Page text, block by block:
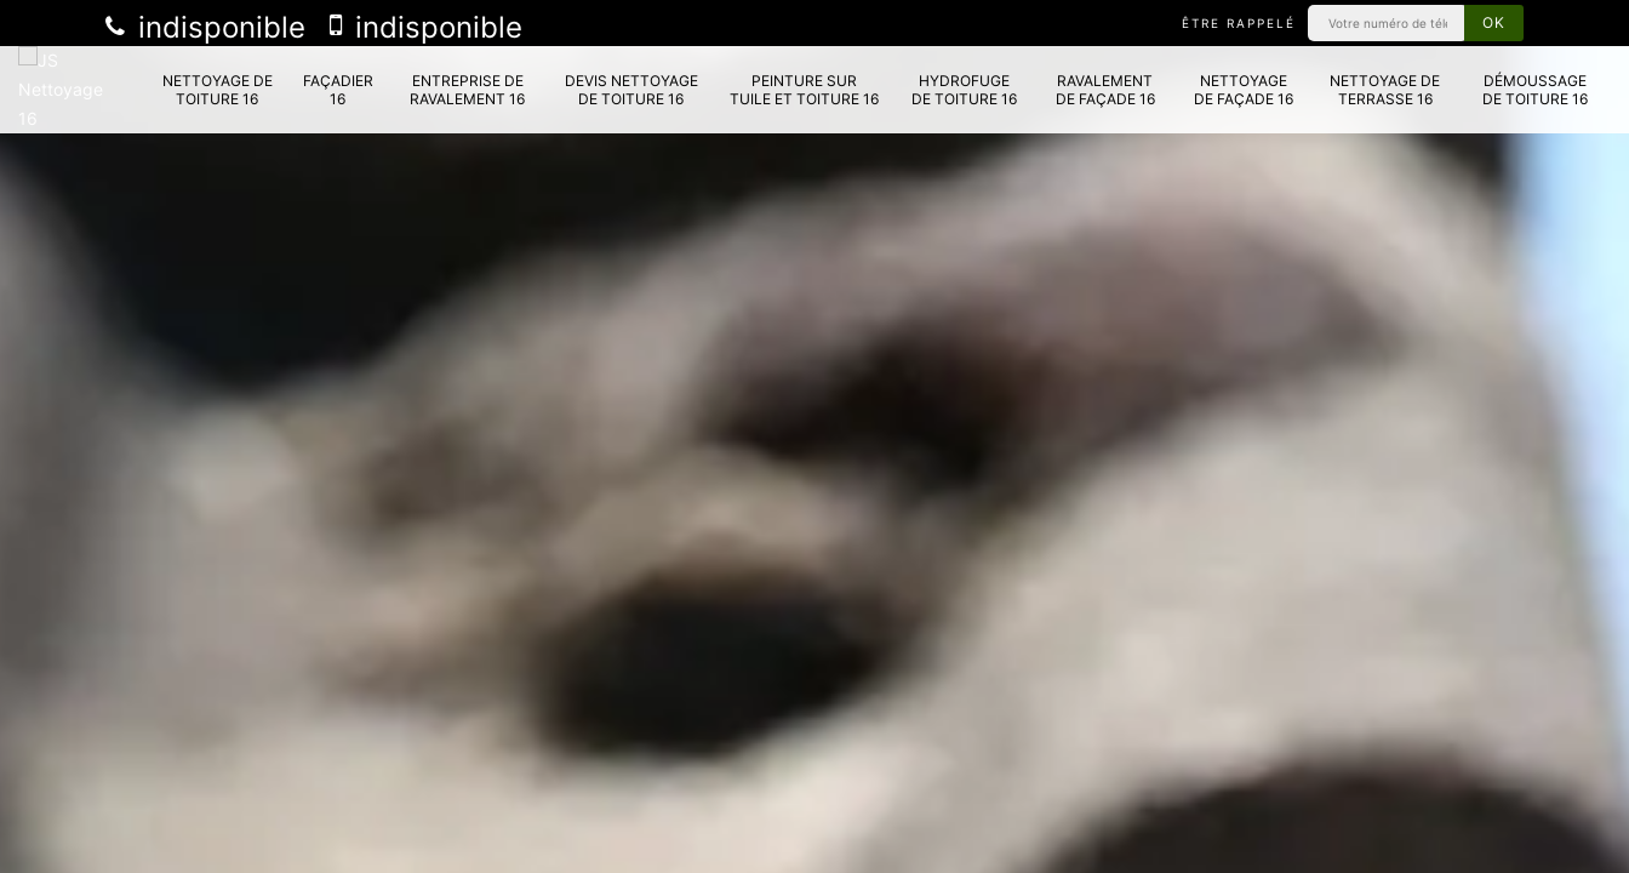
indisponible indisponible ÊTRE RAPPELÉ
NETTOYAGE DE
TOITURE 16
FAÇADIER
16
ENTREPRISE DE
RAVALEMENT 16
DEVIS NETTOYAGE
DE TOITURE 16
PEINTURE SUR
TUILE ET TOITURE 16
HYDROFUGE
DE TOITURE 16
RAVALEMENT
DE FAÇADE 16
NETTOYAGE
DE FAÇADE 16
NETTOYAGE DE
TERRASSE 16
DÉMOUSSAGE
DE TOITURE 16